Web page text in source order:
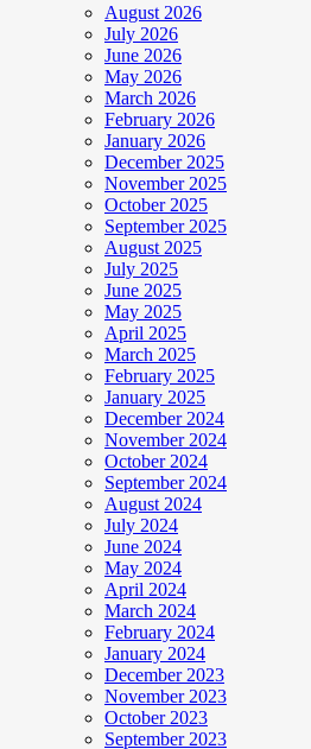
August 2026
July 2026
June 2026
May 2026
March 2026
February 2026
January 2026
December 2025
November 2025
October 2025
September 2025
August 2025
July 2025
June 2025
May 2025
April 2025
March 2025
February 2025
January 2025
December 2024
November 2024
October 2024
September 2024
August 2024
July 2024
June 2024
May 2024
April 2024
March 2024
February 2024
January 2024
December 2023
November 2023
October 2023
September 2023